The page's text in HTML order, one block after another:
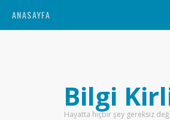
ANASAYFA
Bilgi
Hayatta hiçbir şey gereksiz